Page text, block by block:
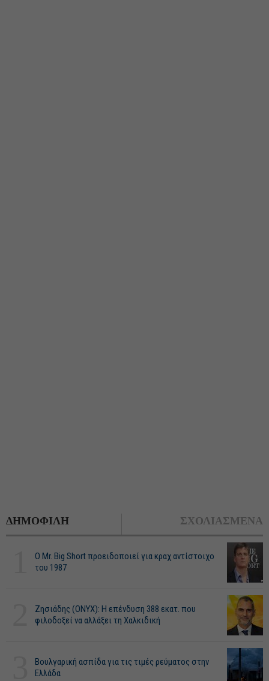
ΔΗΜΟΦΙΛΗ ΣΧΟΛΙΑΣΜΕΝΑ
O Mr. Big Short προειδοποιεί για κραχ αντίστοιχο
του 1987
Ζησιάδης (ONYX): Η επένδυση 388 εκατ. που
φιλοδοξεί να αλλάξει τη Χαλκιδική
Βουλγαρική ασπίδα για τις τιμές ρεύματος στην
Ελλάδα